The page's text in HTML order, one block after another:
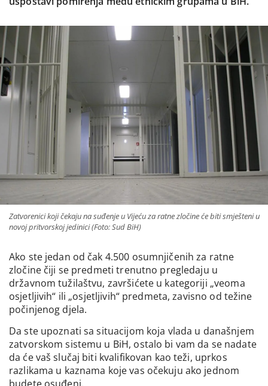
Zatvorenici koji čekaju na suđenje u Vijeću za ratne zločine će biti smješteni u
novoj pritvorskoj jedinici (Foto: Sud BiH)
Ako ste jedan od čak 4.500 osumnjičenih za ratne
zločine čiji se predmeti trenutno pregledaju u
državnom tužilaštvu, završićete u kategoriji „veoma
osjetljivih“ ili „osjetljivih“ predmeta, zavisno od težine
počinjenog djela.
Da ste upoznati sa situacijom koja vlada u današnjem
zatvorskom sistemu u BiH, ostalo bi vam da se nadate
da će vaš slučaj biti kvalifikovan kao teži, uprkos
razlikama u kaznama koje vas očekuju ako jednom